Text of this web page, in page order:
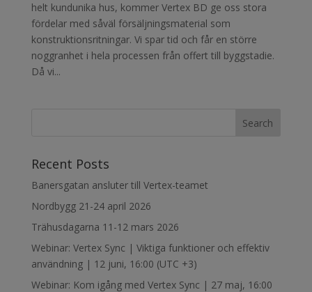
helt kundunika hus, kommer Vertex BD ge oss stora
fördelar med såväl försäljningsmaterial som
konstruktionsritningar. Vi spar tid och får en större
noggranhet i hela processen från offert till byggstadie.
Då vi...
Recent Posts
Banersgatan ansluter till Vertex-teamet
Nordbygg 21-24 april 2026
Trähusdagarna 11-12 mars 2026
Webinar: Vertex Sync | Viktiga funktioner och effektiv
användning | 12 juni, 16:00 (UTC +3)
Webinar: Kom igång med Vertex Sync | 27 maj, 16:00